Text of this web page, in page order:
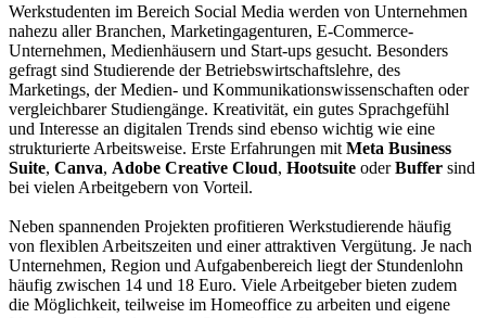
Werkstudenten im Bereich Social Media werden von Unternehmen
nahezu aller Branchen, Marketingagenturen, E-Commerce-
Unternehmen, Medienhäusern und Start-ups gesucht. Besonders
gefragt sind Studierende der Betriebswirtschaftslehre, des
Marketings, der Medien- und Kommunikationswissenschaften oder
vergleichbarer Studiengänge. Kreativität, ein gutes Sprachgefühl
und Interesse an digitalen Trends sind ebenso wichtig wie eine
strukturierte Arbeitsweise. Erste Erfahrungen mit Meta Business
Suite, Canva, Adobe Creative Cloud, Hootsuite oderBuffer sind
bei vielen Arbeitgebern von Vorteil.
Neben spannenden Projekten profitieren Werkstudierende häufig
von flexiblen Arbeitszeiten und einer attraktiven Vergütung. Je nach
Unternehmen, Region und Aufgabenbereich liegt der Stundenlohn
häufig zwischen 14 und 18 Euro. Viele Arbeitgeber bieten zudem
die Möglichkeit, teilweise im Homeoffice zu arbeiten und eigene